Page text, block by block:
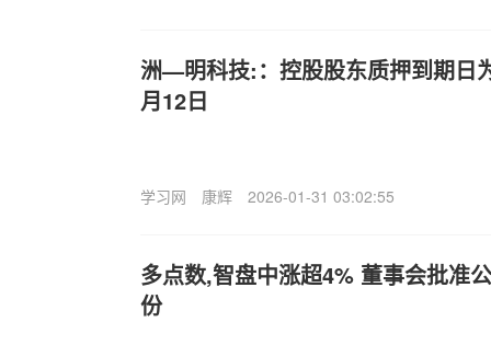
洲—明科技:：控股股东质押到期日
月12日
学习网 康辉 2026-01-31 03:02:55
多点数,智盘中涨超4% 董事会批准
份